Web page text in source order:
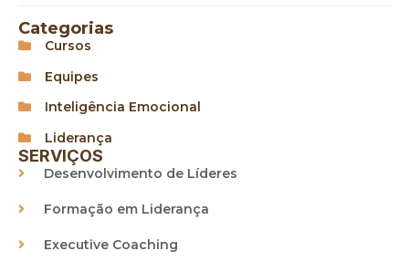
Categorias
Cursos
Equipes
Inteligência Emocional
Liderança
SERVIÇOS
Desenvolvimento de Líderes
Formação em Liderança
Executive Coaching